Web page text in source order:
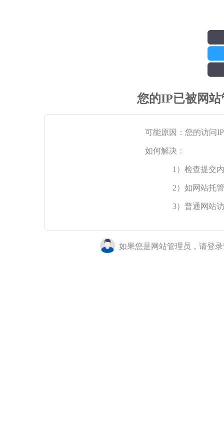
您的IP已被网
可能原因：您的访问
如何解决：
1）检查提交
2）如网站托
3）普通网站
如果您是网站管理员，请登